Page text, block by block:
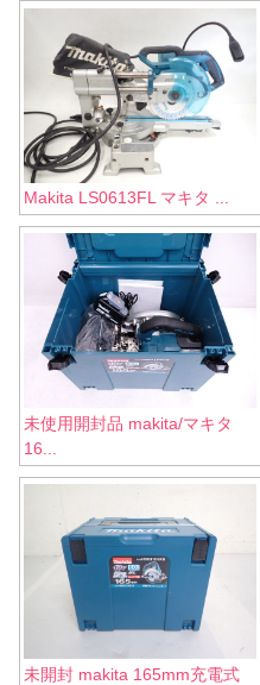
Makita LS0613FL マキタ ...
未使用開封品 makita/マキタ
16...
未開封 makita 165mm充電式